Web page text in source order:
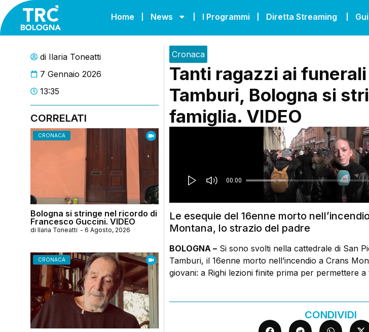
Home News I Programmi Diretta Streaming
di Ilaria Toneatti
7 Gennaio 2026
13:35
CORRELATI
CRONACA
Bologna si stringe nel ricordo di
Francesco Guccini. VIDEO
di Ilaria Toneatti - 6 Agosto, 2026
CRONACA
Cronaca
Tanti ragazzi ai
Tamburi, Bologna si
famiglia. VIDEO
Le esequie del 16enne morto
Montana, lo strazio del padre
BOLOGNA –Si sono svolti nella cattedrale di San
Tamburi, il 16enne morto nell’incendio a Crans
giovani: a Righi lezioni finite prima per permettere
CONDIVIDI